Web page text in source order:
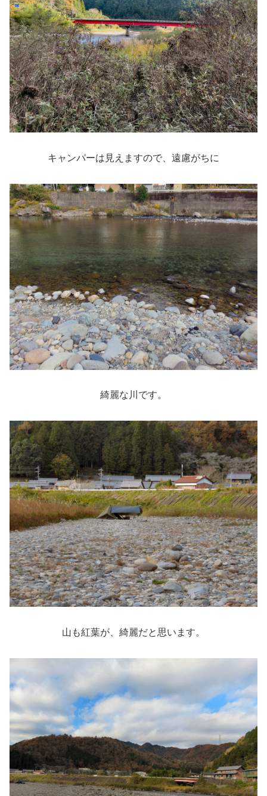
キャンパーは見えますので、遠慮がちに
綺麗な川です。
山も紅葉が、綺麗だと思います。